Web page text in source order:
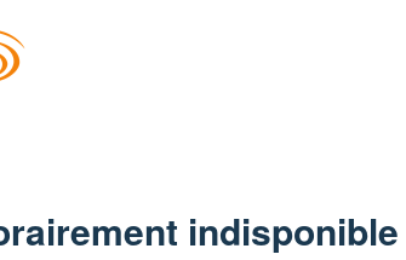
indisponible